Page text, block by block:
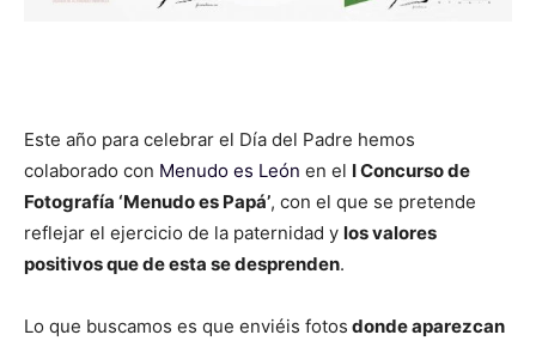
Este año para celebrar el Día del Padre hemos
colaborado con Menudo es León en el I Concurso de
Fotografía ‘Menudo es Papá’, con el que se pretende
reflejar el ejercicio de la paternidad y los valores
positivos que de esta se desprenden.
Lo que buscamos es que enviéis fotos donde aparezcan